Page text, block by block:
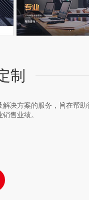
制
决方案的服务，旨在帮助
售业绩。